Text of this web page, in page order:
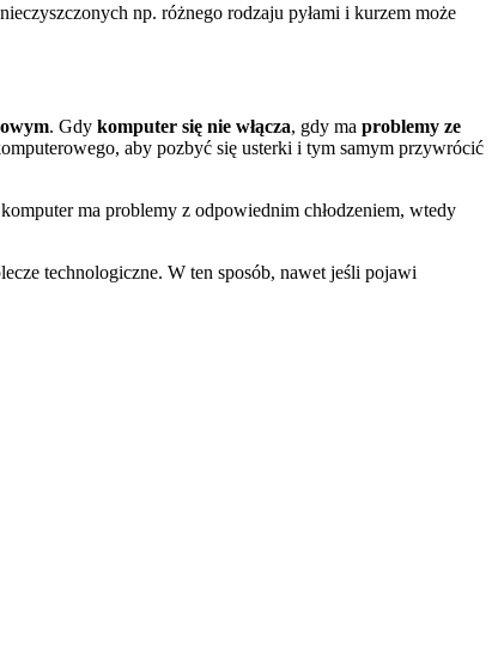
np. różnego rodzaju pyłami i kurzem może
. Gdy komputer się nie włącza, gdy ma problemy ze
aby pozbyć się usterki i tym samym przywrócić
ma problemy z odpowiednim chłodzeniem, wtedy
technologiczne. W ten sposób, nawet jeśli pojawi